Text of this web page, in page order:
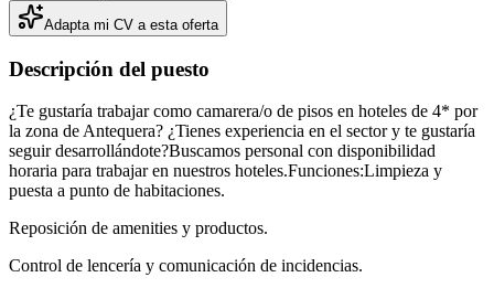
Adapta mi CV a esta oferta
Descripción del puesto
¿Te gustaría trabajar como camarera/o de pisos en hoteles de 4* por
la zona de Antequera? ¿Tienes experiencia en el sector y te gustaría
seguir desarrollándote?Buscamos personal con disponibilidad
horaria para trabajar en nuestros hoteles.Funciones:Limpieza y
puesta a punto de habitaciones.
Reposición de amenities y productos.
Control de lencería y comunicación de incidencias.